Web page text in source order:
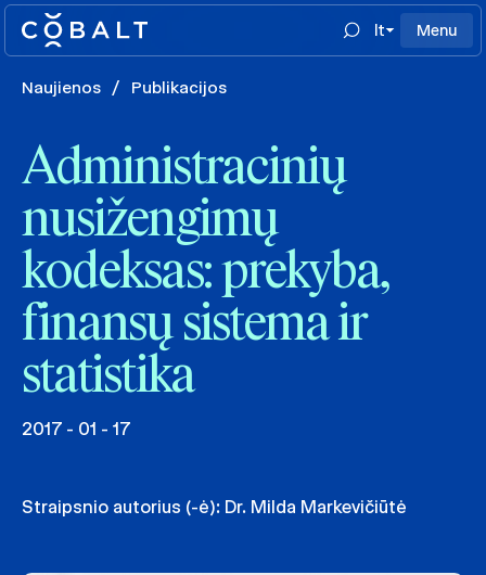
lt Menu
Naujienos / Publikacijos
Administracinių
nusižengimų
kodeksas: prekyba,
finansų sistema ir
statistika
2017 - 01 - 17
Straipsnio autorius (-ė): Dr. Milda Markevičiūtė